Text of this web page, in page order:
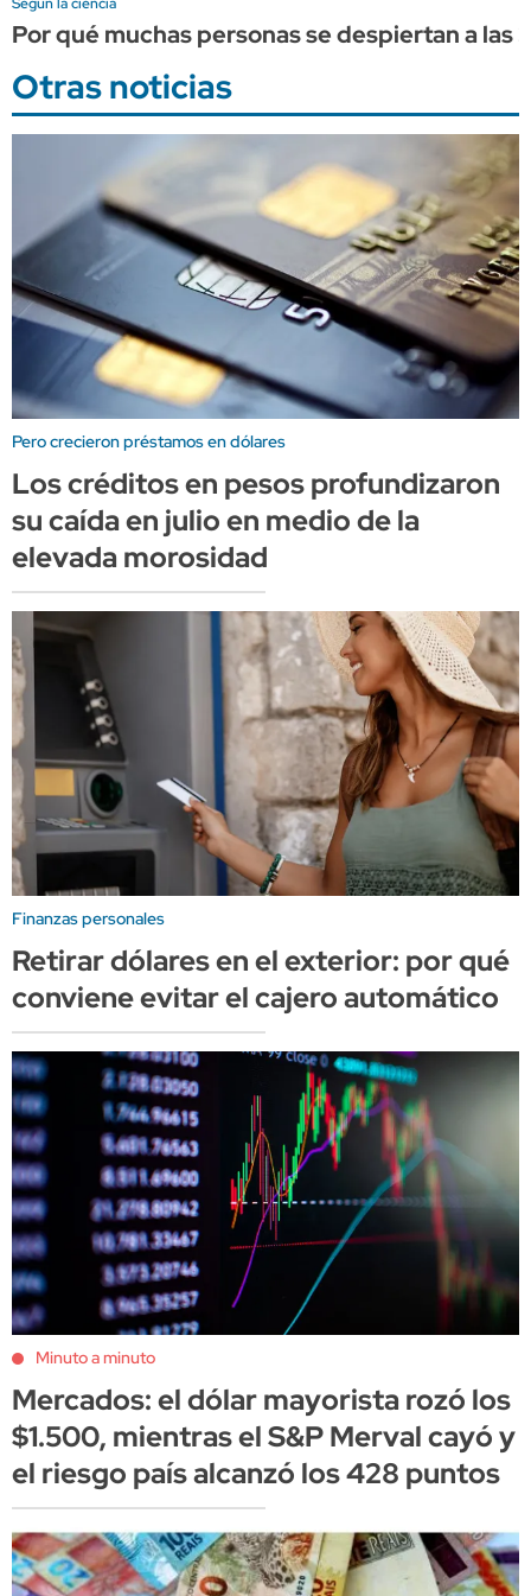
Según la ciencia
Por qué muchas personas se despiertan a las
Otras noticias
Pero crecieron préstamos en dólares
Los créditos en pesos profundizaron
su caída en julio en medio de la
elevada morosidad
Finanzas personales
Retirar dólares en el exterior: por qué
conviene evitar el cajero automático
Minuto a minuto
Mercados: el dólar mayorista rozó los
$1.500, mientras el S&P Merval cayó y
el riesgo país alcanzó los 428 puntos